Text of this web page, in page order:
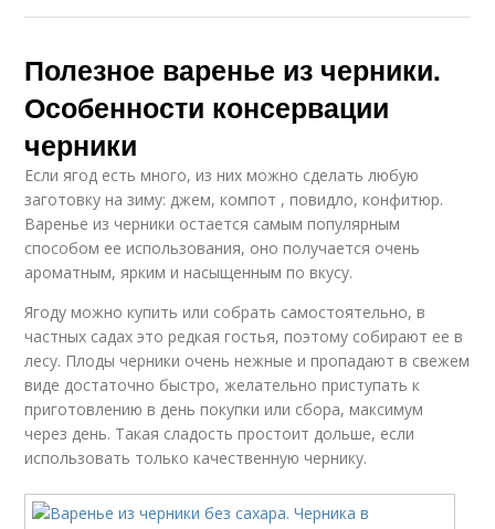
Полезное варенье из черники.
Особенности консервации
черники
Если ягод есть много, из них можно сделать любую
заготовку на зиму: джем, компот , повидло, конфитюр.
Варенье из черники остается самым популярным
способом ее использования, оно получается очень
ароматным, ярким и насыщенным по вкусу.
Ягоду можно купить или собрать самостоятельно, в
частных садах это редкая гостья, поэтому собирают ее в
лесу. Плоды черники очень нежные и пропадают в свежем
виде достаточно быстро, желательно приступать к
приготовлению в день покупки или сбора, максимум
через день. Такая сладость простоит дольше, если
использовать только качественную чернику.